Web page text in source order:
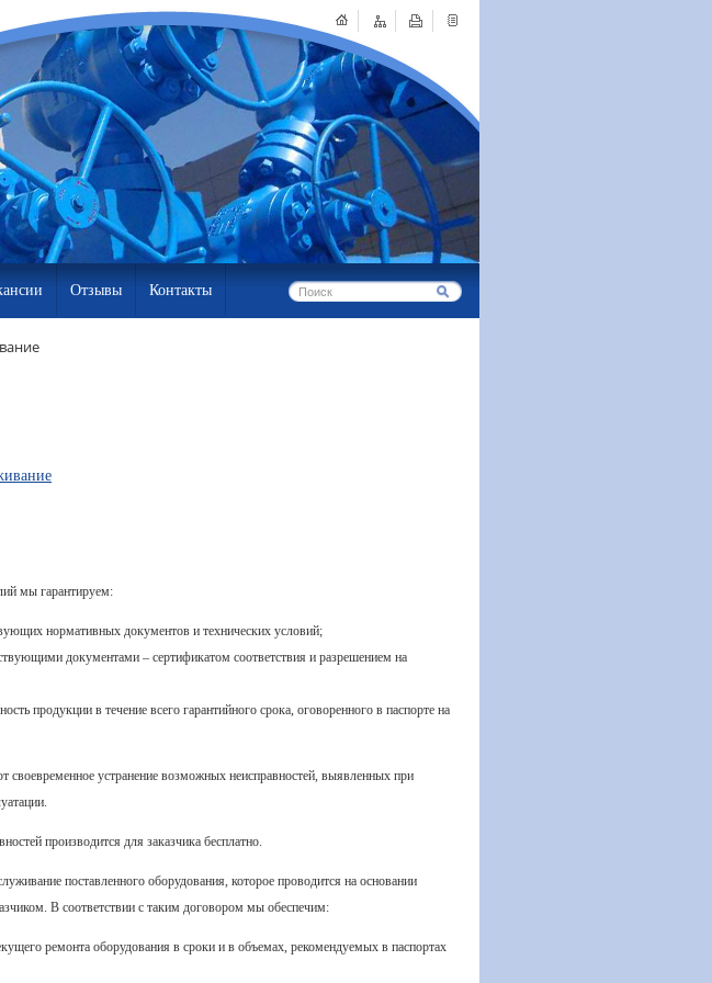
Отзывы Контакты
мы гарантируем:
нормативных документов и технических условий;
документами – сертификатом соответствия и разрешением на
продукции в течение всего гарантийного срока, оговоренного в паспорте на
своевременное устранение возможных неисправностей, выявленных при
производится для заказчика бесплатно.
поставленного оборудования, которое проводится на основании
В соответствии с таким договором мы обеспечим:
ремонта оборудования в сроки и в объемах, рекомендуемых в паспортах